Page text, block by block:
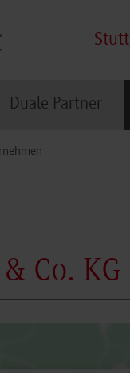
Duale Partner
Co. KG